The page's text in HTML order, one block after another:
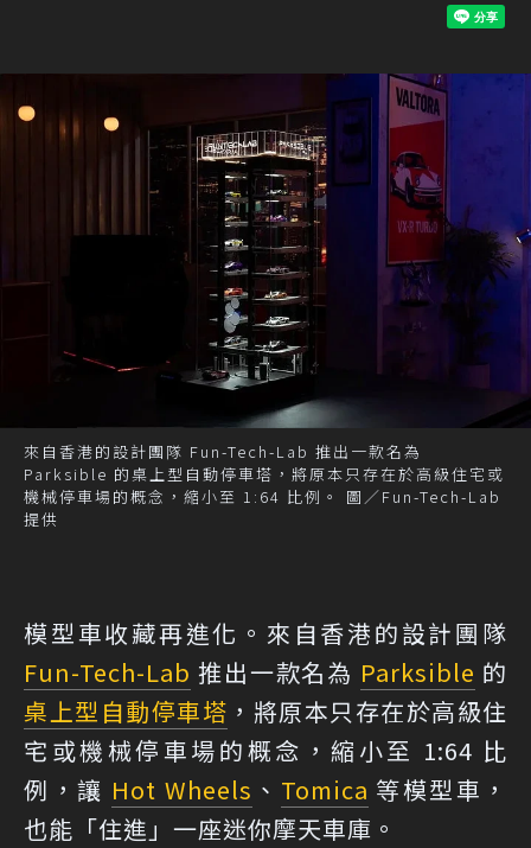
來自香港的設計團隊 Fun-Tech-Lab 推出一款名為
Parksible 的桌上型自動停車塔，將原本只存在於高級住宅或
機械停車場的概念，縮小至 1:64 比例。 圖／Fun-Tech-Lab
提供
模型車收藏再進化。來自香港的設計團隊
Fun-Tech-Lab 推出一款名為 Parksible 的
桌上型自動停車塔 ，將原本只存在於高級住
宅或機械停車場的概念，縮小至 1:64 比
例，讓 Hot Wheels 、 Tomica 等模型車，
也能「住進」一座迷你摩天車庫。